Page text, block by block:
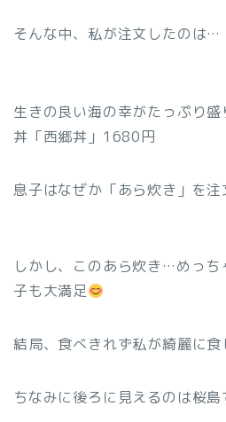
そんな中、私が注文したのは…
生きの良い海の幸がたっぷり
丼「西郷丼」1680円
息子はなぜか「あら炊き」を
しかし、このあら炊き…めっち
子も大満足
結局、食べきれず私が綺麗に食
ちなみに後ろに見えるのは桜島